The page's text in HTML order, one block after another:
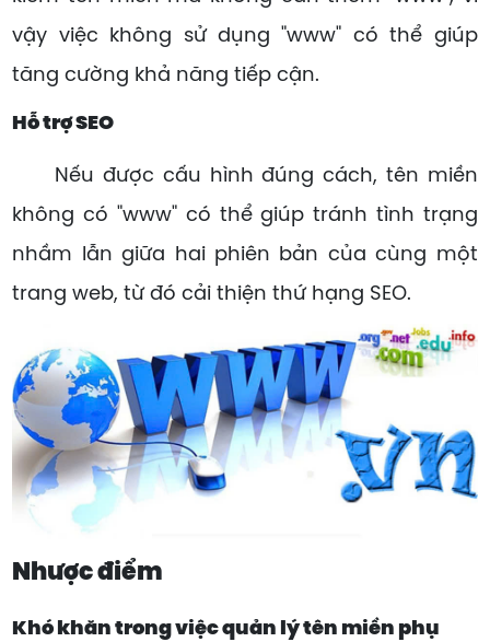
vậy việc không sử dụng "www" có thể giúp
tăng cường khả năng tiếp cận.
Hỗ trợ SEO
Nếu được cấu hình đúng cách, tên miền
không có "www" có thể giúp tránh tình trạng
nhầm lẫn giữa hai phiên bản của cùng một
trang web, từ đó cải thiện thứ hạng SEO.
Nhược điểm
Khó khăn trong việc quản lý tên miền phụ